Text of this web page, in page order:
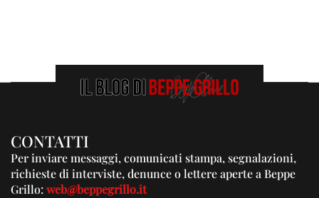
CONTATTI
Per inviare messaggi, comunicati stampa, segnalazioni,
richieste di interviste, denunce o lettere aperte a Beppe
Grillo:web@beppegrillo.it